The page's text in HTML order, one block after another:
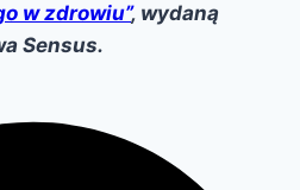
w zdrowiu”, wydaną
Sensus.